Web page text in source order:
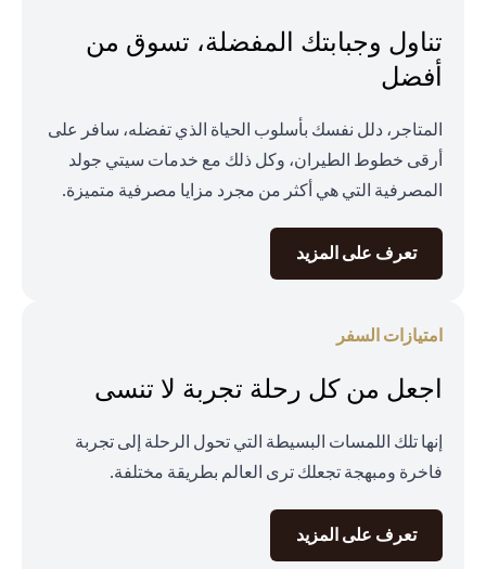
تناول وجبابتك المفضلة، تسوق من
أفضل
المتاجر، دلل نفسك بأسلوب الحياة الذي تفضله، سافر على
أرقى خطوط الطيران، وكل ذلك مع خدمات سيتي جولد
المصرفية التي هي أكثر من مجرد مزايا مصرفية متميزة.
تعرف على المزيد
امتيازات السفر
اجعل من كل رحلة تجربة لا تنسى
إنها تلك اللمسات البسيطة التي تحول الرحلة إلى تجربة
فاخرة ومبهجة تجعلك ترى العالم بطريقة مختلفة.
تعرف على المزيد